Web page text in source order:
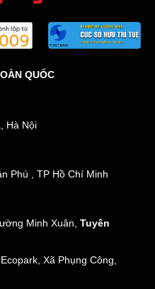
QUỐC
Hà Nội
Phú , TP Hồ Chí Minh
Minh Xuân, Tuyên
Xã Phụng Công,